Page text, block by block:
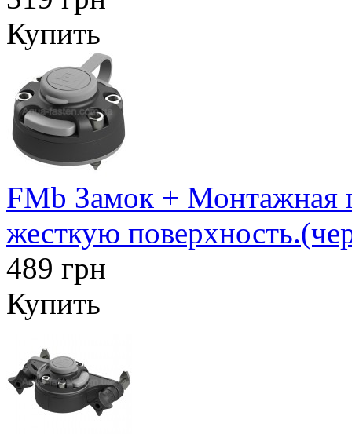
Купить
FMb Замок + Монтажная
жесткую
489 грн
Купить